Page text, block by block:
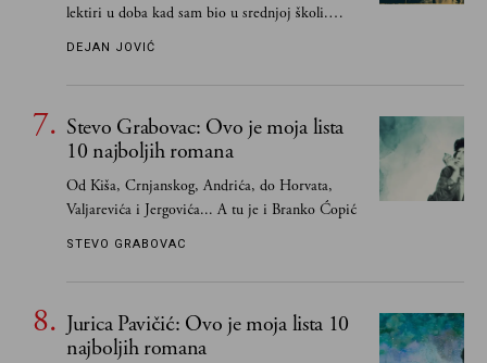
lektiri u doba kad sam bio u srednjoj školi.
Smatrao sam da su "klasici" već dovoljno
DEJAN JOVIĆ
Stevo Grabovac: Ovo je moja lista
10 najboljih romana
Od Kiša, Crnjanskog, Andrića, do Horvata,
Valjarevića i Jergovića... A tu je i Branko Ćopić
STEVO GRABOVAC
Jurica Pavičić: Ovo je moja lista 10
najboljih romana